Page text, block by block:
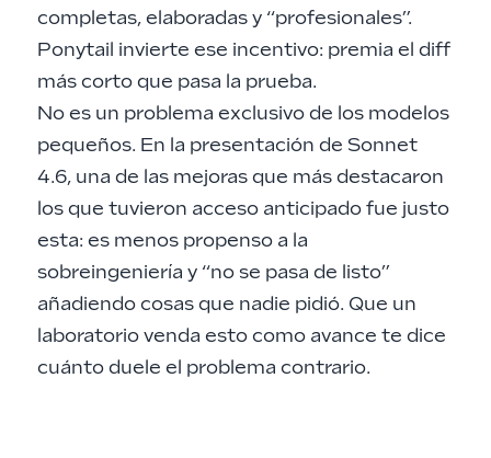
completas, elaboradas y “profesionales”.
Ponytail invierte ese incentivo: premia el diff
más corto que pasa la prueba.
No es un problema exclusivo de los modelos
pequeños. En la presentación de Sonnet
4.6, una de las mejoras que más destacaron
los que tuvieron acceso anticipado fue justo
esta: es menos propenso a la
sobreingeniería y “no se pasa de listo”
añadiendo cosas que nadie pidió. Que un
laboratorio venda esto como avance te dice
cuánto duele el problema contrario.